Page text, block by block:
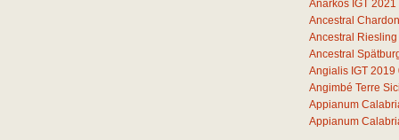
Anarkos IGT 2021
Ancestral
Ancestral
Ancestral
Angialis IGT 2019
Angimbé Terre
Appianum
Appianum